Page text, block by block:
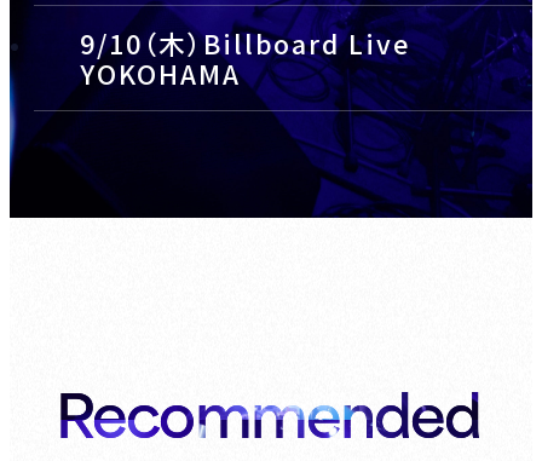
9/10（木）Billboard Live
YOKOHAMA
Recommended